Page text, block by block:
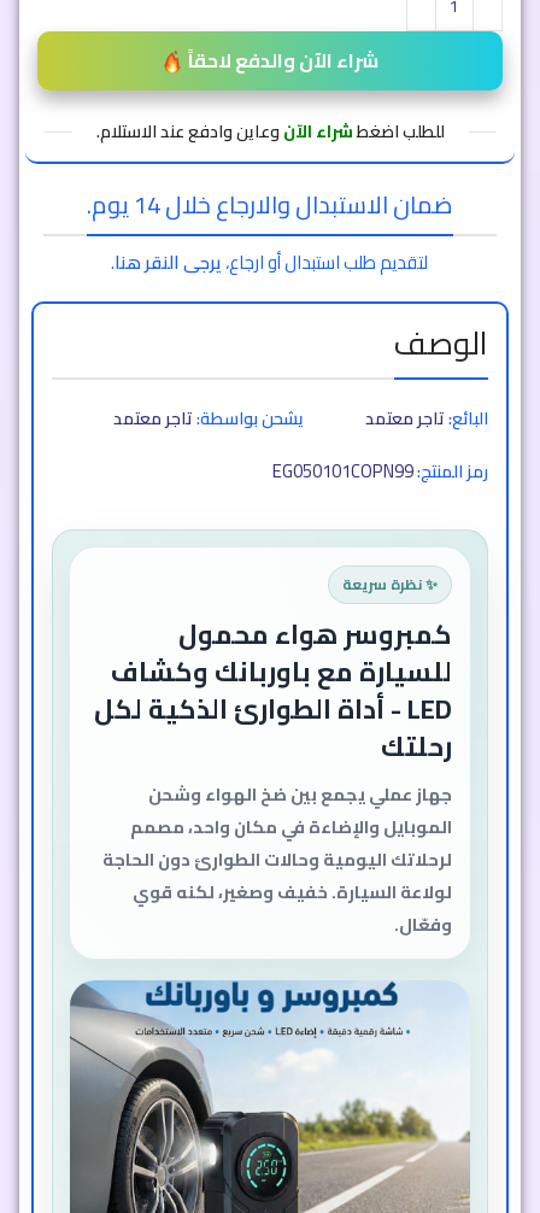
شراء الآن والدفع لاحقاً
للطلب اضغطشراء الآنوعاين وادفع عند الاستلام.
ضمان الاستبدال والارجاع خلال 14 يوم.
لتقديم طلب استبدال أو ارجاع،يرجى النقر هنا.
الوصف
البائع:تاجر معتمد يشحن بواسطة:تاجر معتمد
رمز المنتج:EG050101COPN99
✨ نظرة سريعة
كمبروسر هواء محمول
للسيارة مع باوربانك وكشاف
LED - أداة الطوارئ الذكية لكل
رحلتك
جهاز عملي يجمع بين ضخ الهواء وشحن
الموبايل والإضاءة في مكان واحد، مصمم
لرحلاتك اليومية وحالات الطوارئ دون الحاجة
لولاعة السيارة. خفيف وصغير، لكنه قوي
وفعّال.